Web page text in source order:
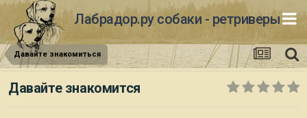
Лабрадор.ру собаки - ретриверы
Давайте знакомиться
Давайте знакомится